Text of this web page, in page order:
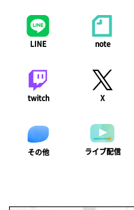
LINE note
twitch X
その他 ライブ配信